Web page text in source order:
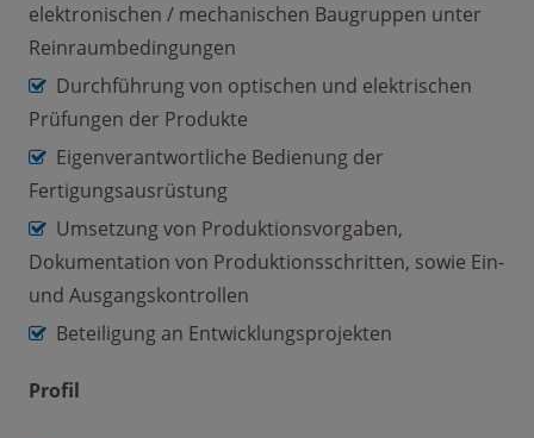
elektronischen / mechanischen Baugruppen unter
Reinraumbedingungen
Durchführung von optischen und elektrischen
Prüfungen der Produkte
Eigenverantwortliche Bedienung der
Fertigungsausrüstung
Umsetzung von Produktionsvorgaben,
Dokumentation von Produktionsschritten, sowie Ein-
und Ausgangskontrollen
Beteiligung an Entwicklungsprojekten
Profil